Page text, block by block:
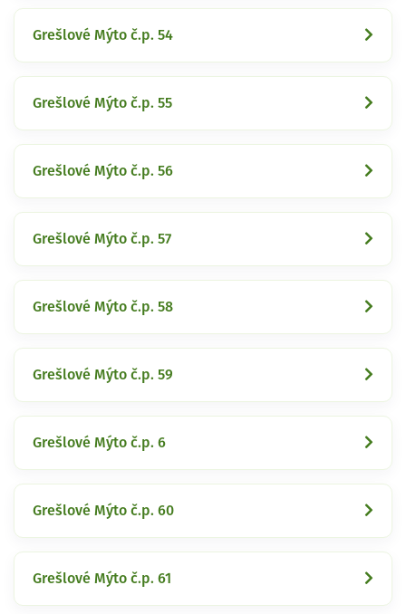
Grešlové Mýto č.p. 54
Grešlové Mýto č.p. 55
Grešlové Mýto č.p. 56
Grešlové Mýto č.p. 57
Grešlové Mýto č.p. 58
Grešlové Mýto č.p. 59
Grešlové Mýto č.p. 6
Grešlové Mýto č.p. 60
Grešlové Mýto č.p. 61